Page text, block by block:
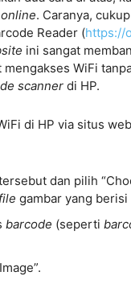
online. Caranya,
Reader (https://
ini sangat
WiFi
scanner di HP.
di HP via situs
dan pilih
file gambar yang berisi
barcode (seperti